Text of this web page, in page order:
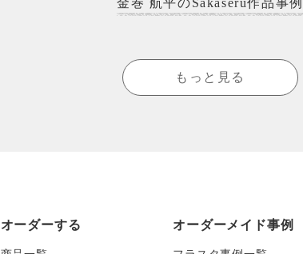
金巻 航平のSakaseru作品事例
もっと見る
オーダーする オーダーメイド事例